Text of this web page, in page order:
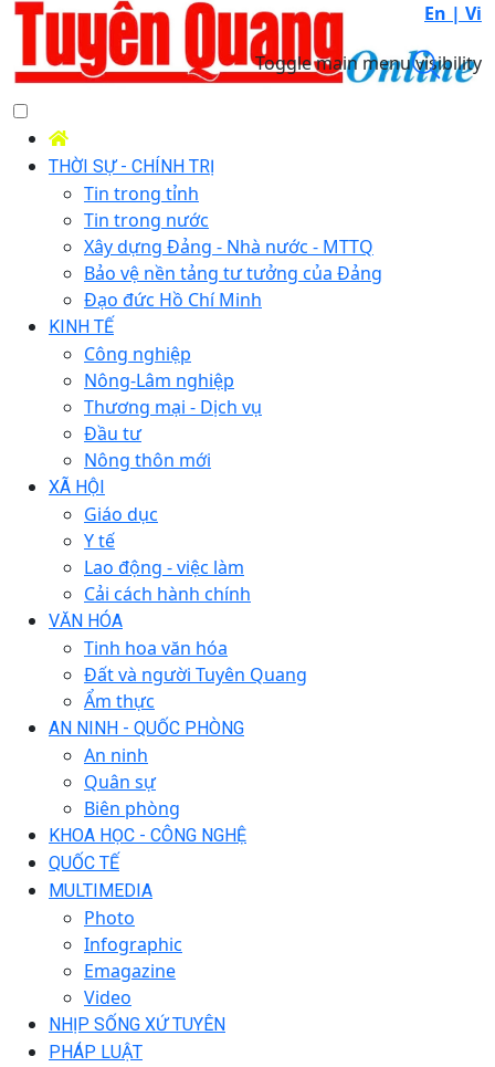
En | Vi
Toggle main menu visibility
THỜI SỰ - CHÍNH TRỊ
Tin trong tỉnh
Tin trong nước
Xây dựng Đảng - Nhà nước - MTTQ
Bảo vệ nền tảng tư tưởng của Đảng
Đạo đức Hồ Chí Minh
KINH TẾ
Công nghiệp
Nông-Lâm nghiệp
Thương mại - Dịch vụ
Đầu tư
Nông thôn mới
XÃ HỘI
Giáo dục
Y tế
Lao động - việc làm
Cải cách hành chính
VĂN HÓA
Tinh hoa văn hóa
Đất và người Tuyên Quang
Ẩm thực
AN NINH - QUỐC PHÒNG
An ninh
Quân sự
Biên phòng
KHOA HỌC - CÔNG NGHỆ
QUỐC TẾ
MULTIMEDIA
Photo
Infographic
Emagazine
Video
NHỊP SỐNG XỨ TUYÊN
PHÁP LUẬT